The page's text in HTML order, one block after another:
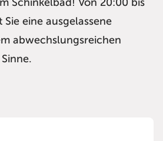
eine ausgelassene
abwechslungsreichen